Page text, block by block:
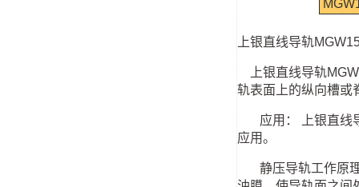
上银直线导轨
上银直线导轨
轨表面上的纵向槽或
应用：
上银直
应用。
静压导轨工作原